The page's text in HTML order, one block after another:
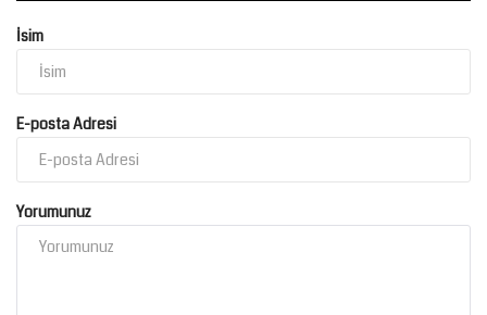
İsim
E-posta Adresi
Yorumunuz